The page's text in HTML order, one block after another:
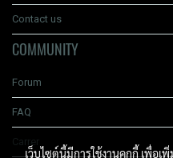
Contact us
COMMUNITY
Forum
FAQ
เว็บไซต์นี้มีการใช้งานคุกกี้ เพื่อ